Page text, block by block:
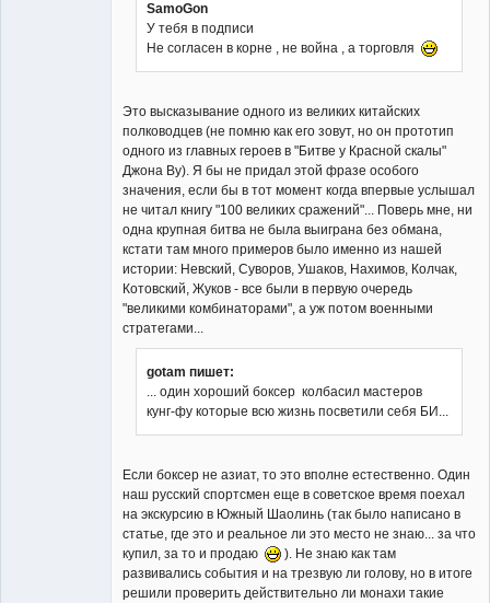
SamoGon
У тебя в подписи
Не согласен в корне , не война , а торговля
Это высказывание одного из великих китайских
полководцев (не помню как его зовут, но он прототип
одного из главных героев в "Битве у Красной скалы"
Джона Ву). Я бы не придал этой фразе особого
значения, если бы в тот момент когда впервые услышал
не читал книгу "100 великих сражений"... Поверь мне, ни
одна крупная битва не была выиграна без обмана,
кстати там много примеров было именно из нашей
истории: Невский, Суворов, Ушаков, Нахимов, Колчак,
Котовский, Жуков - все были в первую очередь
"великими комбинаторами", а уж потом военными
стратегами...
gotam пишет:
... один хороший боксер колбасил мастеров
кунг-фу которые всю жизнь посветили себя БИ...
Если боксер не азиат, то это вполне естественно. Один
наш русский спортсмен еще в советское время поехал
на экскурсию в Южный Шаолинь (так было написано в
статье, где это и реальное ли это место не знаю... за что
купил, за то и продаю
). Не знаю как там
развивались события и на трезвую ли голову, но в итоге
решили проверить действительно ли монахи такие